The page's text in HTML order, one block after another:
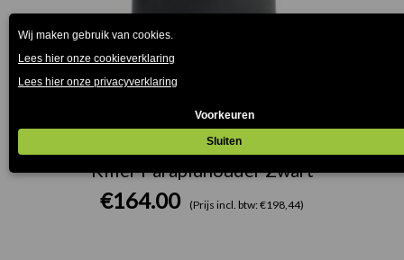
Killer Parapluhouder Zwart
€164.00 (Prijs incl. btw: €198,44)